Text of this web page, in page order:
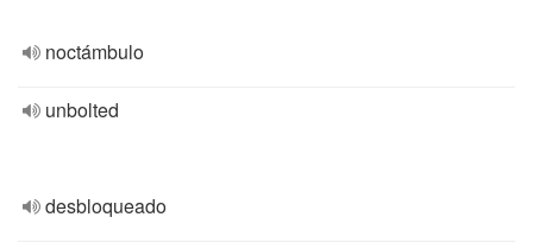
noctámbulo
unbolted
desbloqueado